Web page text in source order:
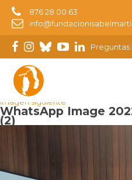
876 28 00 63
Imagen anterior
Imagen siguiente
WhatsApp Image
(2)